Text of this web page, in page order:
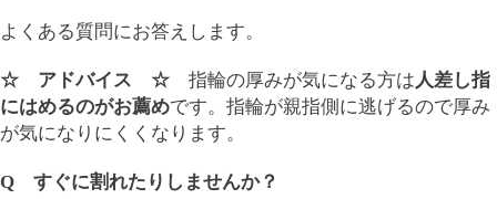
よくある質問にお答えします。
☆ アドバイス ☆ 指輪の厚みが気になる方は人差し指
にはめるのがお薦めです。指輪が親指側に逃げるので厚み
が気になりにくくなります。
Q すぐに割れたりしませんか？